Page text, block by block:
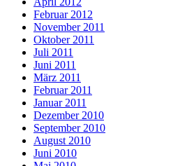
Februar 2012
November 2011
Oktober 2011
Juli 2011
Juni 2011
März 2011
Februar 2011
Januar 2011
Dezember 2010
September 2010
August 2010
Juni 2010